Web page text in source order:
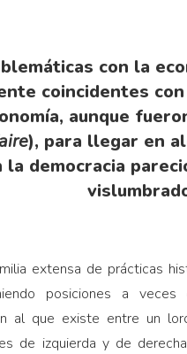
con la
coincidentes
aunque
), para llegar en
la democracia
extensa de prác­ticas
posiciones a
al que existe entre un
de izquierda y de